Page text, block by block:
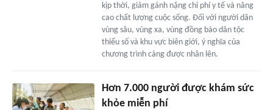
kịp thời, giảm gánh nặng chi phí y tế và nâng
cao chất lượng cuộc sống. Đối với người dân
vùng sâu, vùng xa, vùng đồng bào dân tộc
thiểu số và khu vực biên giới, ý nghĩa của
chương trình càng được nhân lên.
Hơn 7.000 người được khám sức
khỏe miễn phí